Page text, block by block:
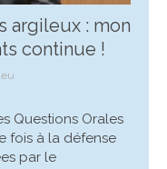
argileux : mon
continue !
Questions Orales
fois à la défense
par le